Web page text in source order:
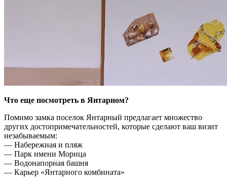
Что еще посмотреть в Янтарном?
Помимо замка поселок Янтарный предлагает множество
других достопримечательностей, которые сделают ваш визит
незабываемым:
— Набережная и пляж
— Парк имени Морица
— Водонапорная башня
— Карьер «Янтарного комбината»